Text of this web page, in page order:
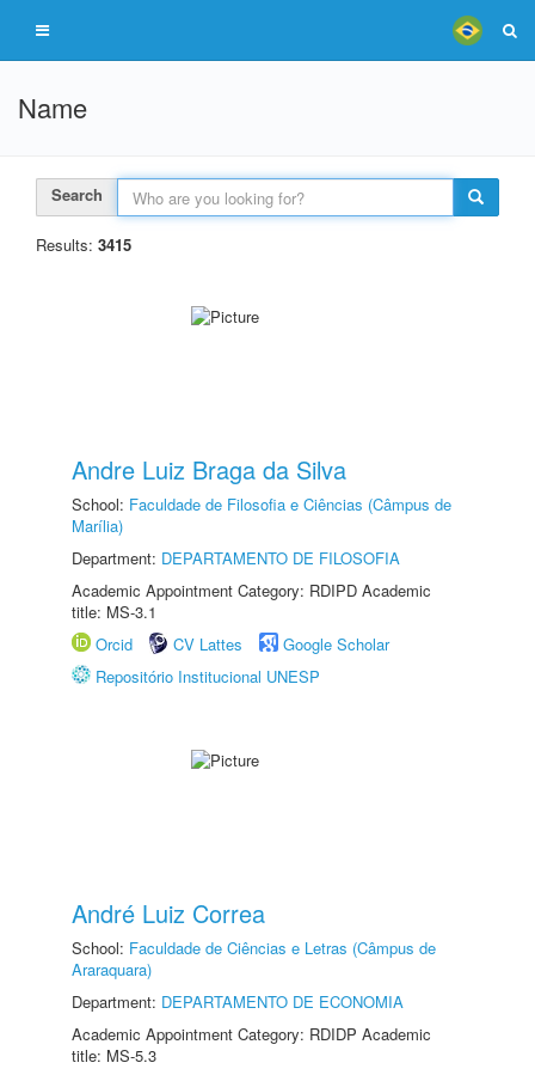
Name
Search
Results: 3415
Andre Luiz Braga da Silva
School: Faculdade de Filosofia e Ciências (Câmpus de
Marília)
Department: DEPARTAMENTO DE FILOSOFIA
Academic Appointment Category: RDIPD Academic
title: MS-3.1
Orcid
CV Lattes
Google Scholar
Repositório Institucional UNESP
André Luiz Correa
School: Faculdade de Ciências e Letras (Câmpus de
Araraquara)
Department: DEPARTAMENTO DE ECONOMIA
Academic Appointment Category: RDIDP Academic
title: MS-5.3